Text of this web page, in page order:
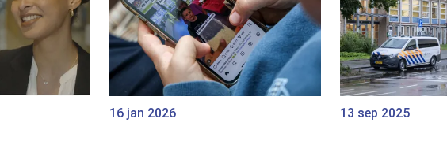
16 jan 2026 13 sep 2025